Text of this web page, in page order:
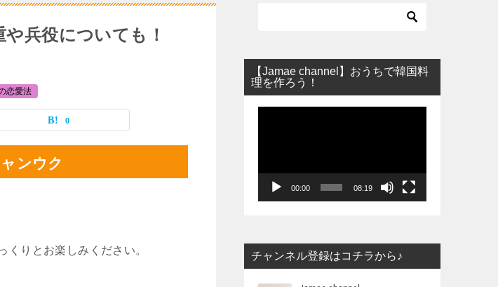
兵役についても！
恋愛法
0
ンウク
くりとお楽しみください。
【Jamae channel】おうちで韓国料
理を作ろう！
ヤ
00:00 08:19
チャンネル登録はコチラから♪